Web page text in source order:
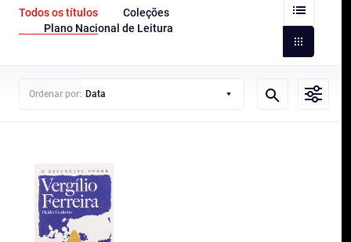
Todos os títulos
Coleções
Plano Nacional de Leitura
Ordenar por: Data